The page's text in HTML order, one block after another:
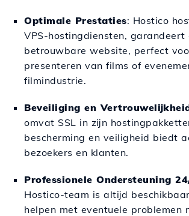
Optimale Prestaties: Hostico
VPS-hostingdiensten, garandeert
betrouwbare website, perfect
presenteren van films of
filmindustrie.
Beveiliging en
omvat SSL in zijn
bescherming en veiligheid biedt
bezoekers en klanten.
Professionele Ondersteuning
Hostico-team is altijd
helpen met eventuele problemen